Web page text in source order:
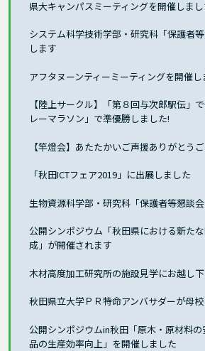
県大キャンパスミーティングを開催しま
システム科学技術学部・研究科「保護者
します
アフタヌーンティーミーティングを開催し
【陸上サークル】「第８回与次郎駅伝」
レーマラソン」で準優勝しました!
【竿燈会】あたたかいご声援ありがとう
「秋田ICTフェア2019」に出展しました
生物資源科学部・研究科「保護者等懇談
公開シンポジウム「秋田県における新た
成」が開催されます
木材高度加工研究所の施設見学にお越し
秋田県立大学ＰＲ特命アンバサダーが母
公開シンポジウムin秋田「原木・原材料
品の生産効率向上」を開催しました